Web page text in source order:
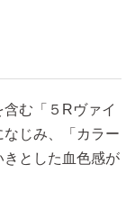
む「５Rヴァイ
じみ、「カラー
とした血色感が